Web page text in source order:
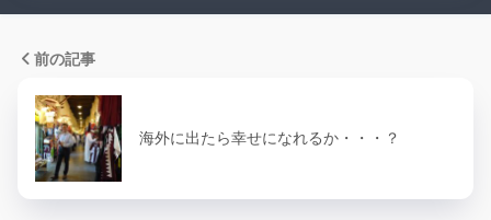
前の記事
海外に出たら幸せになれるか・・・？